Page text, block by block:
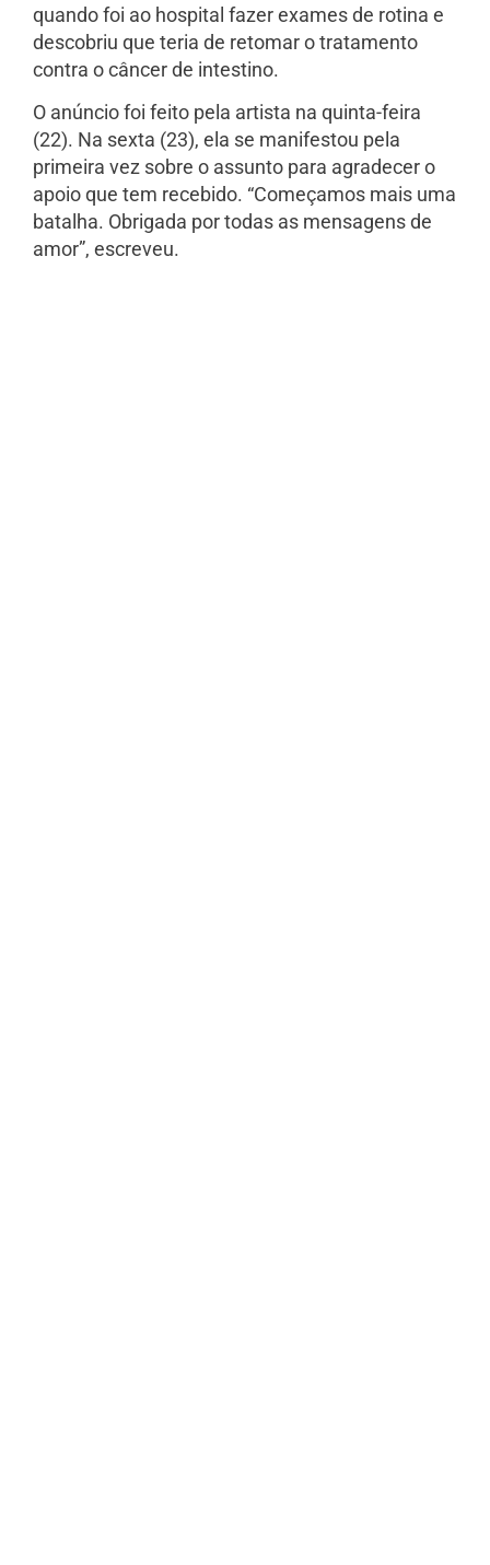
quando foi ao hospital fazer exames de rotina e
descobriu que teria de retomar o tratamento
contra o câncer de intestino.
O anúncio foi feito pela artista na quinta-feira
(22). Na sexta (23), ela se manifestou pela
primeira vez sobre o assunto para agradecer o
apoio que tem recebido. “Começamos mais uma
batalha. Obrigada por todas as mensagens de
amor”, escreveu.